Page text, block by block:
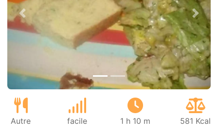
Précédent
Autre facile 1 h 10 m 581 Kcal